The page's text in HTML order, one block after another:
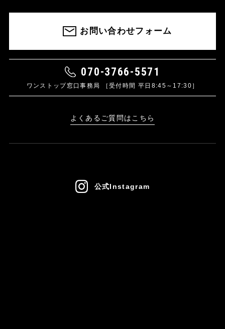
お問い合わせフォーム
070-3766-5571
ワンストップ窓口事務局 ［受付時間 平日8:45～17:30］
よくあるご質問はこちら
公式Instagram